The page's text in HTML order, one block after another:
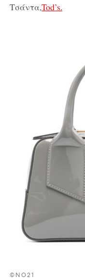
Τσάντα,Tod’s.
©NO21